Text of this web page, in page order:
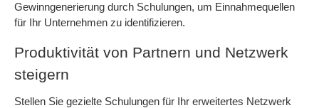
Gewinngenerierung durch Schulungen, um Einnahmequellen
für Ihr Unternehmen zu identifizieren.
Produktivität von Partnern und Netzwerk
steigern
Stellen Sie gezielte Schulungen für Ihr erweitertes Netzwerk